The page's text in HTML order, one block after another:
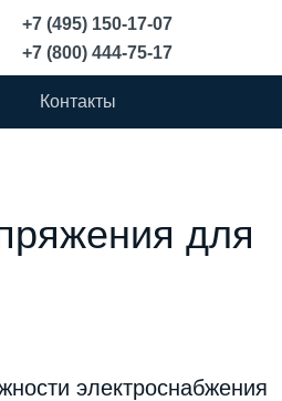
+7 (495) 150-17-07
+7 (800) 444-75-17
Контакты
для
электроснабжения